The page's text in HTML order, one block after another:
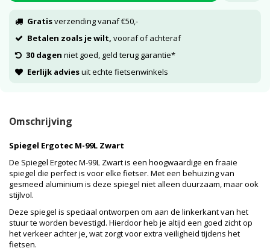
Gratisverzending vanaf €50,-
Betalen zoals je wilt, vooraf of achteraf
30 dagen niet goed, geld terug garantie*
Eerlijk adviesuit echte fietsenwinkels
Omschrijving
Spiegel Ergotec M-99L Zwart
De Spiegel Ergotec M-99L Zwart is een hoogwaardige en fraaie
spiegel die perfect is voor elke fietser. Met een behuizing van
gesmeed aluminium is deze spiegel niet alleen duurzaam, maar ook
stijlvol.
Deze spiegel is speciaal ontworpen om aan de linkerkant van het
stuur te worden bevestigd. Hierdoor heb je altijd een goed zicht op
het verkeer achter je, wat zorgt voor extra veiligheid tijdens het
fietsen.